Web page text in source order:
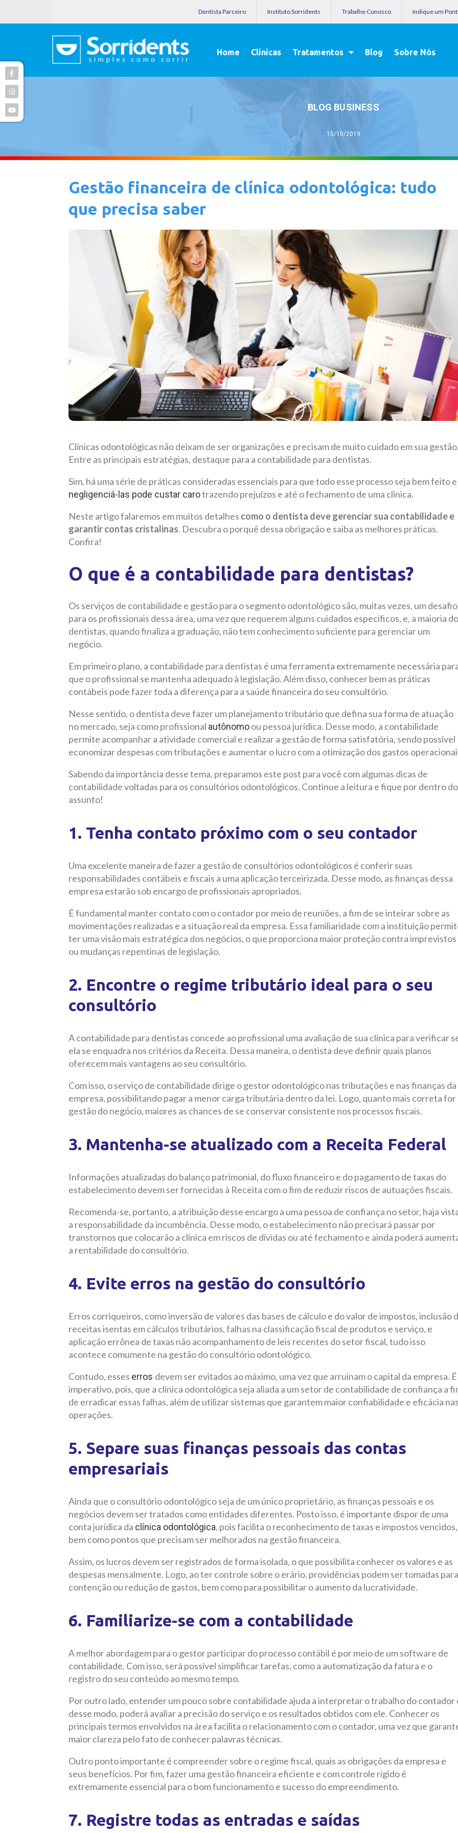
Dentista Parceiro Instituto Sorridents Trabalhe Conosco Indique um
Home Clínicas Tratamentos Blog Sobre Nós
BLOG BUSINESS
15/10/2019
Gestão financeira de clínica odontológica: tudo
que precisa saber
Clínicas odontológicas não deixam de ser organizações e precisam de muito cuidado em sua
Entre as principais estratégias, destaque para a contabilidade para dentistas.
Sim, há uma série de práticas consideradas essenciais para que todo esse processo seja bem feito e
negligenciá-las pode custar carotrazendo prejuízos e até o fechamento de uma clínica.
Neste artigo falaremos em muitos detalhes como o dentista deve gerenciar sua contabilidade e
garantir contas cristalinas. Descubra o porquê dessa obrigação e saiba as melhores práticas.
Confira!
O que é a contabilidade para dentistas?
Os serviços de contabilidade e gestão para o segmento odontológico são, muitas vezes, um desafio
para os profissionais dessa área, uma vez que requerem alguns cuidados específicos, e, a maioria
dentistas, quando finaliza a graduação, não tem conhecimento suficiente para gerenciar um
negócio.
Em primeiro plano, a contabilidade para dentistas é uma ferramenta extremamente necessária
que o profissional se mantenha adequado à legislação. Além disso, conhecer bem as práticas
contábeis pode fazer toda a diferença para a saúde financeira do seu consultório.
Nesse sentido, o dentista deve fazer um planejamento tributário que defina sua forma de atuação
no mercado, seja como profissional autônomoou pessoa jurídica. Desse modo, a contabilidade
permite acompanhar a atividade comercial e realizar a gestão de forma satisfatória, sendo possível
economizar despesas com tributações e aumentar o lucro com a otimização dos gastos
Sabendo da importância desse tema, preparamos este post para você com algumas dicas de
contabilidade voltadas para os consultórios odontológicos. Continue a leitura e fique por dentro do
assunto!
1. Tenha contato próximo com o seu contador
Uma excelente maneira de fazer a gestão de consultórios odontológicos é conferir suas
responsabilidades contábeis e fiscais a uma aplicação terceirizada. Desse modo, as finanças dessa
empresa estarão sob encargo de profissionais apropriados.
É fundamental manter contato com o contador por meio de reuniões, a fim de se inteirar sobre as
movimentações realizadas e a situação real da empresa. Essa familiaridade com a instituição
ter uma visão mais estratégica dos negócios, o que proporciona maior proteção contra imprevistos
ou mudanças repentinas de legislação.
2. Encontre o regime tributário ideal para o seu
consultório
A contabilidade para dentistas concede ao profissional uma avaliação de sua clínica para verificar
ela se enquadra nos critérios da Receita. Dessa maneira, o dentista deve definir quais planos
oferecem mais vantagens ao seu consultório.
Com isso, o serviço de contabilidade dirige o gestor odontológico nas tributações e nas finanças da
empresa, possibilitando pagar a menor carga tributária dentro da lei. Logo, quanto mais correta for
gestão do negócio, maiores as chances de se conservar consistente nos processos fiscais.
3. Mantenha-se atualizado com a Receita Federal
Informações atualizadas do balanço patrimonial, do fluxo financeiro e do pagamento de taxas do
estabelecimento devem ser fornecidas à Receita com o fim de reduzir riscos de autuações fiscais.
Recomenda-se, portanto, a atribuição desse encargo a uma pessoa de confiança no setor, haja
a responsabilidade da incumbência. Desse modo, o estabelecimento não precisará passar por
transtornos que colocarão a clínica em riscos de dívidas ou até fechamento e ainda poderá
a rentabilidade do consultório.
4. Evite erros na gestão do consultório
Erros corriqueiros, como inversão de valores das bases de cálculo e do valor de impostos, inclusão
receitas isentas em cálculos tributários, falhas na classificação fiscal de produtos e serviço, e
aplicação errônea de taxas não acompanhamento de leis recentes do setor fiscal, tudo isso
acontece comumente na gestão do consultório odontológico.
Contudo, esses erros devem ser evitados ao máximo, uma vez que arruinam o capital da empresa. É
imperativo, pois, que a clínica odontológica seja aliada a um setor de contabilidade de confiança a
de erradicar essas falhas, além de utilizar sistemas que garantem maior confiabilidade e eficácia
operações.
5. Separe suas finanças pessoais das contas
empresariais
Ainda que o consultório odontológico seja de um único proprietário, as finanças pessoais e os
negócios devem ser tratados como entidades diferentes. Posto isso, é importante dispor de uma
conta jurídica da clínica odontológica, pois facilita o reconhecimento de taxas e impostos vencidos,
bem como pontos que precisam ser melhorados na gestão financeira.
Assim, os lucros devem ser registrados de forma isolada, o que possibilita conhecer os valores e as
despesas mensalmente. Logo, ao ter controle sobre o erário, providências podem ser tomadas para
contenção ou redução de gastos, bem como para possibilitar o aumento da lucratividade.
6. Familiarize-se com a contabilidade
A melhor abordagem para o gestor participar do processo contábil é por meio de um software de
contabilidade. Com isso, será possível simplificar tarefas, como a automatização da fatura e o
registro do seu conteúdo ao mesmo tempo.
Por outro lado, entender um pouco sobre contabilidade ajuda a interpretar o trabalho do contador
desse modo, poderá avaliar a precisão do serviço e os resultados obtidos com ele. Conhecer os
principais termos envolvidos na área facilita o relacionamento com o contador, uma vez que
maior clareza pelo fato de conhecer palavras técnicas.
Outro ponto importante é compreender sobre o regime fiscal, quais as obrigações da empresa e
seus benefícios. Por fim, fazer uma gestão financeira eficiente e com controle rígido é
extremamente essencial para o bom funcionamento e sucesso do empreendimento.
7. Registre todas as entradas e saídas